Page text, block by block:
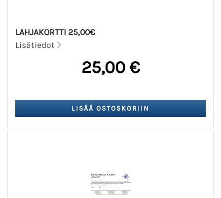
LAHJAKORTTI 25,00€
Lisätiedot
25,00 €